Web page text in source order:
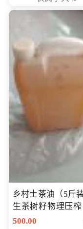
乡村土茶油（5斤
生茶树籽物理压榨 会员
专享价400元
500.00